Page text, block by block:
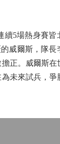
5場熱身賽皆
威爾斯，隊長
正。威爾斯在
未來試兵，爭